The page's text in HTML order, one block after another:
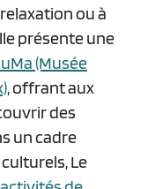
ou à
présente une
(Musée
, offrant aux
des
un cadre
Le